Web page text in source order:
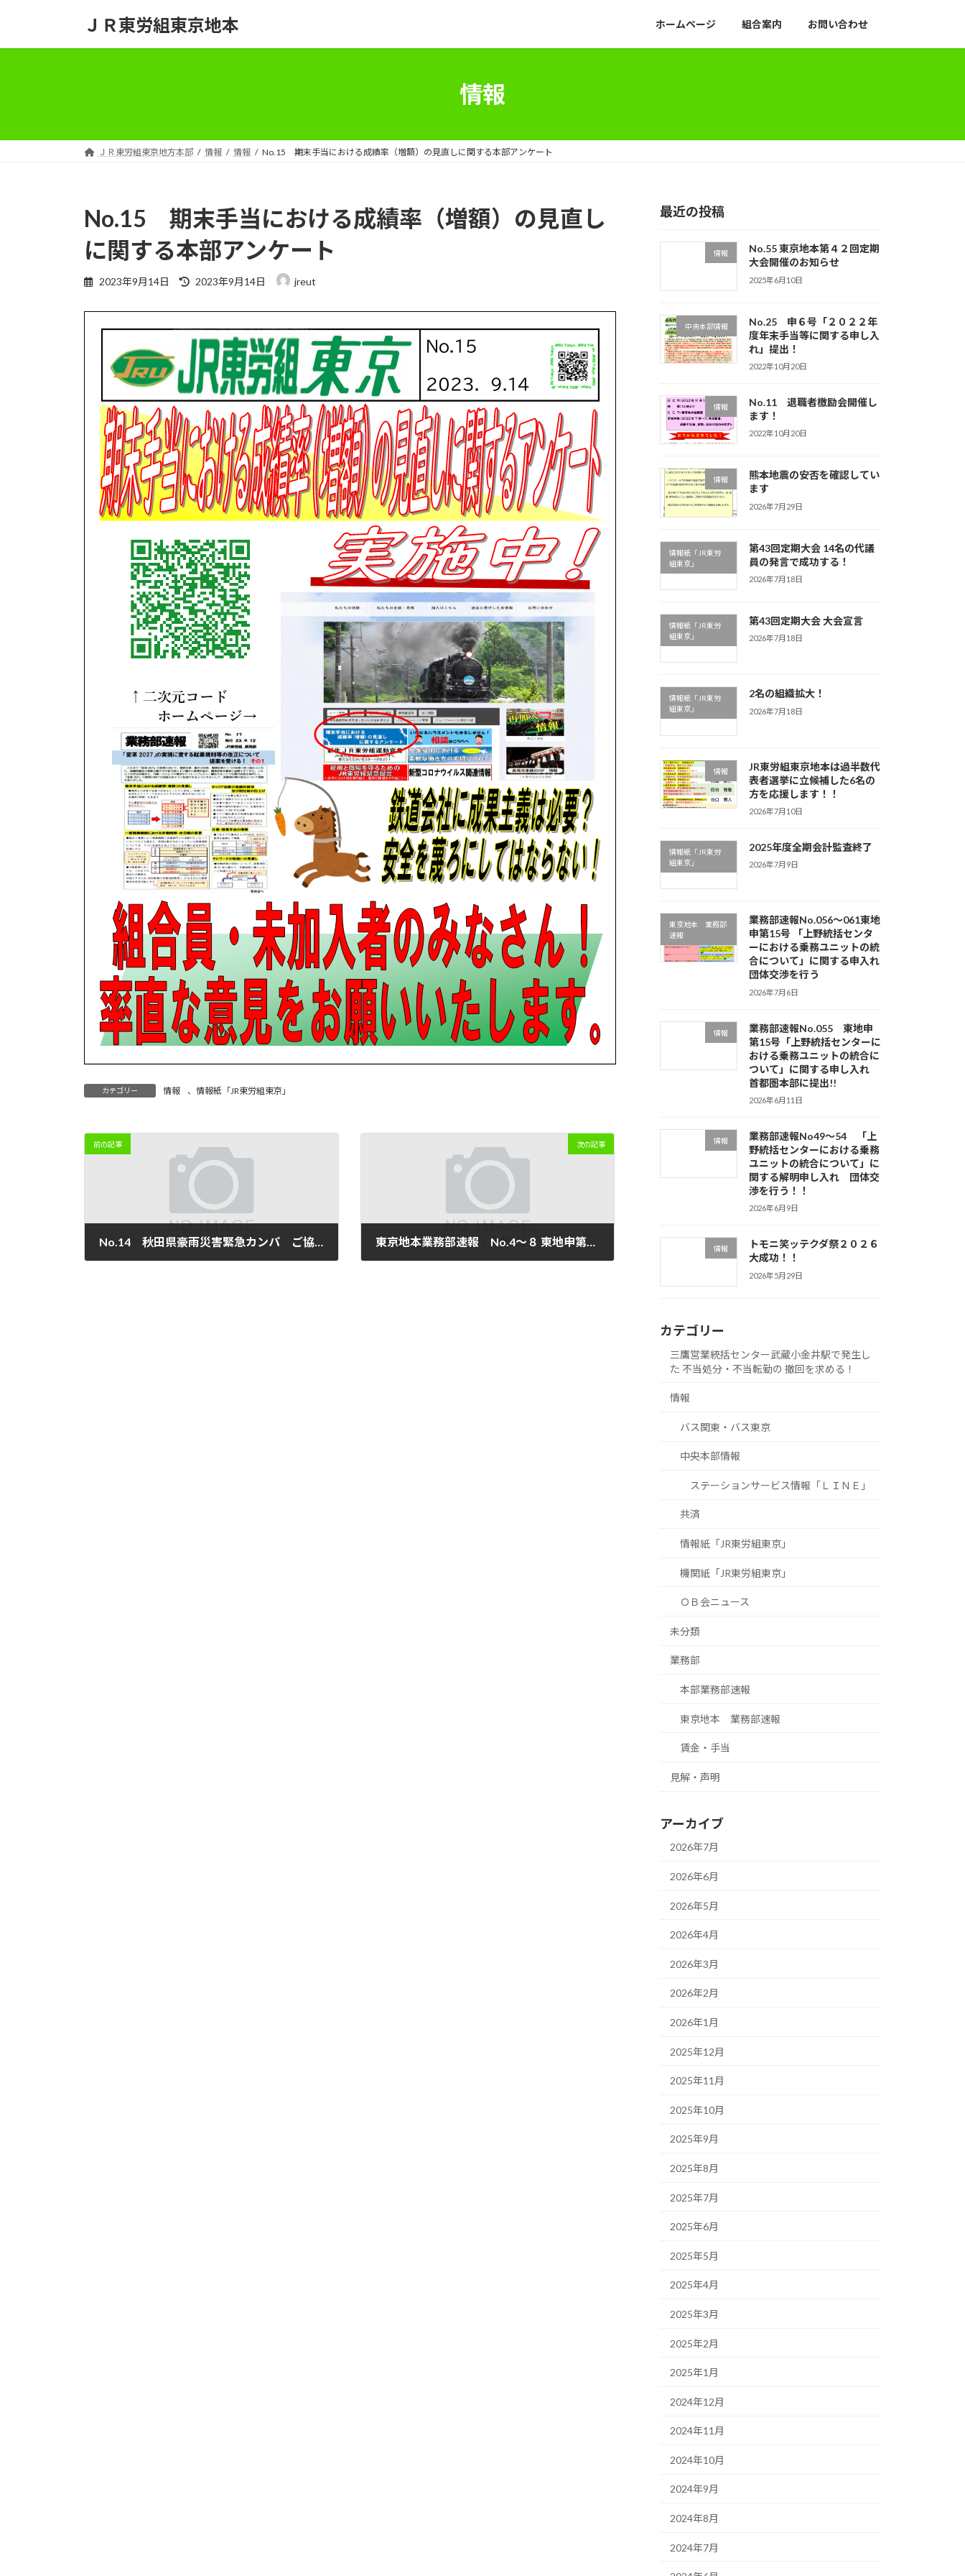
ＪＲ東労組東京地本 ホームページ 組合案内 お問い合わせ
情報
ＪＲ東労組東京地方本部 情報 情報 No.15 期末手当における成績率（増額）の見直しに関する本部アンケート
No.15 期末手当における成績率（増額）の見直し
に関する本部アンケート
2023年9月14日
最
日
時
:
2023年9月14日 jreut
カテゴリー 情報 、 情報紙「JR東労組東京」
前の記事 次の記事
東京地本業務部速報 No.4～８ 東地申第2号 交渉を行う
最近の投稿
情報
No.55 東京地本第４２回定期
大会開催のお知らせ
2025年6月10日
中央本部情報
No.25 申６号「２０２２年
度年末手当等に関する申し入
れ」提出！
2022年10月20日
情報
No.11 退職者檄励会開催し
ます！
2022年10月20日
情報
熊本地震の安否を確認してい
ます
2026年7月29日
情報紙「JR東労
組東京」
第43回定期大会 14名の代議
員の発言で成功する！
2026年7月18日
情報紙「JR東労
組東京」
第43回定期大会 大会宣言
2026年7月18日
情報紙「JR東労
組東京」
2名の組織拡大！
2026年7月18日
情報
JR東労組東京地本は過半数代
表者選挙に立候補した6名の
方を応援します！！
2026年7月10日
情報紙「JR東労
組東京」
2025年度全期会計監査終了
2026年7月9日
東京地本 業務部
速報
業務部速報No.056～061東地
申第15号 「上野統括センタ
ーにおける乗務ユニットの統
合について」に関する申入れ
団体交渉を行う
2026年7月6日
情報
業務部速報No.055 東地申
第15号「上野統括センターに
おける乗務ユニットの統合に
ついて」に関する申し入れ
首都圏本部に提出!!
2026年6月11日
情報
業務部速報No49～54 「上
野統括センターにおける乗務
ユニットの統合について」に
関する解明申し入れ 団体交
渉を行う！！
2026年6月9日
情報
トモニ笑ッテクダ祭２０２６
大成功！！
2026年5月29日
カテゴリー
三鷹営業統括センター武蔵小金井駅で発生し
た 不当処分・不当転勤の 撤回を求める！
情報
バス関東・バス東京
中央本部情報
ステーションサービス情報「ＬＩＮＥ」
共済
情報紙「JR東労組東京」
機関紙「JR東労組東京」
ＯＢ会ニュース
未分類
業務部
本部業務部速報
東京地本 業務部速報
賃金・手当
見解・声明
アーカイブ
2026年7月
2026年6月
2026年5月
2026年4月
2026年3月
2026年2月
2026年1月
2025年12月
2025年11月
2025年10月
2025年9月
2025年8月
2025年7月
2025年6月
2025年5月
2025年4月
2025年3月
2025年2月
2025年1月
2024年12月
2024年11月
2024年10月
2024年9月
2024年8月
2024年7月